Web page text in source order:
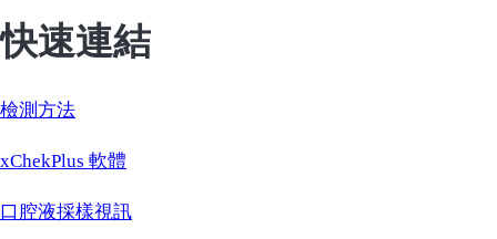
快速連結
檢測方法
xChekPlus 軟體
口腔液採樣視訊